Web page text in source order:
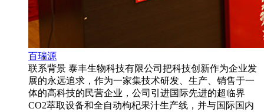
百瑞源
联系背景 泰丰生物科技有限公司把科技创新作为企业发
展的永远追求，作为一家集技术研发、生产、销售于一
体的高科技的民营企业，公司引进国际先进的超临界
CO2萃取设备和全自动枸杞果汁生产线，并与国际国内